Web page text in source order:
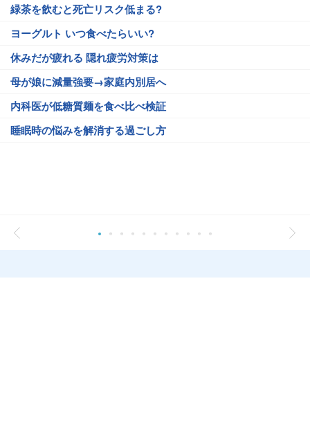
緑茶を飲むと死亡リスク低まる?
ヨーグルト いつ食べたらいい?
休みだが疲れる 隠れ疲労対策は
母が娘に減量強要→家庭内別居へ
内科医が低糖質麺を食べ比べ検証
睡眠時の悩みを解消する過ごし方